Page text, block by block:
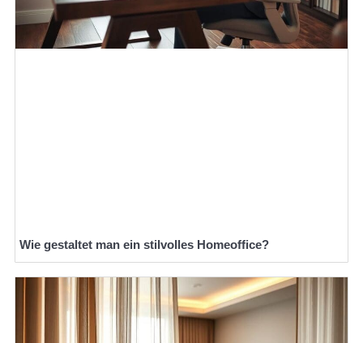
Wie gestaltet man ein stilvolles Homeoffice?